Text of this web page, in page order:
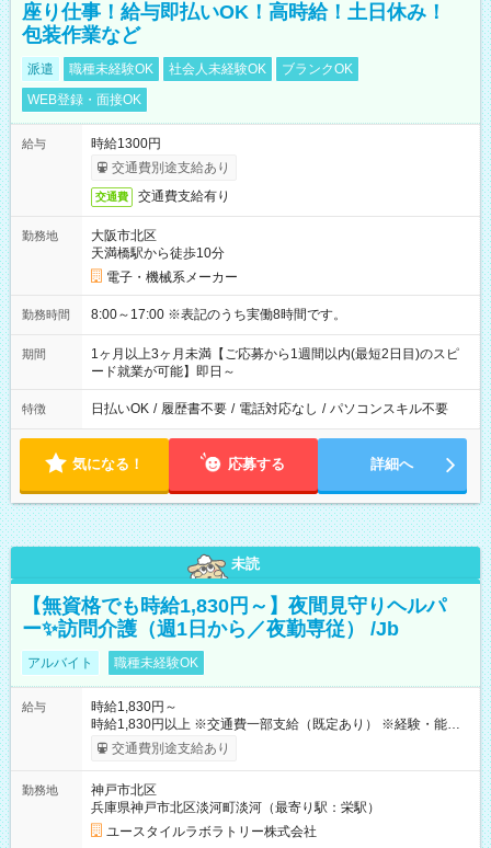
座り仕事！給与即払いOK！高時給！土日休み！
包装作業など
派遣 職種未経験OK 社会人未経験OK
ブランクOK
WEB登録・面接OK
給与
時給1300円
交通費別途支給あり
交通費 交通費支給有り
勤務地
大阪市北区
天満橋駅から徒歩10分
電子・機械系メーカー
勤務時間 8:00～17:00 ※表記のうち実働8時間です。
期間
1ヶ月以上3ヶ月未満【ご応募から1週間以内(最短2日目)のスピ
ード就業が可能】即日～
特徴 日払いOK / 履歴書不要 / 電話対応なし / パソコンスキル不要
気になる！ 応募する 詳細へ
未読
【無資格でも時給1,830円～】夜間見守りヘルパ
ー✨訪問介護（週1日から／夜勤専従） /Jb
アルバイト 職種未経験OK
給与
時給1,830円～
時給1,830円以上 ※交通費一部支給（既定あり） ※経験・能力を
考慮して決定します 【収入例】 週1回勤務の場合：1,830円×8時
間×4回=5万8,560円 週3回勤務の場合：1,830円×8時間×12回
月 ※ 雇用形態と給与に、本採用時と異なる部分があります。 雇
用形態：本採用時と同じです。 給与：時給 1,550円以上
交通費別途支給あり
勤務地
神戸市北区
兵庫県神戸市北区淡河町淡河（最寄り駅：栄駅）
ユースタイルラボラトリー株式会社